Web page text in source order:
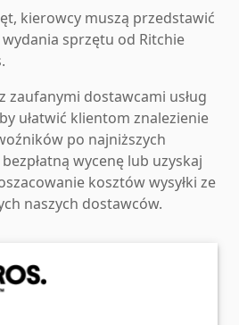
kierowcy muszą przedstawić
sprzętu od Ritchie
zaufanymi dostawcami usług
ułatwić klientom znalezienie
po najniższych
wycenę lub uzyskaj
kosztów wysyłki ze
naszych dostawców.